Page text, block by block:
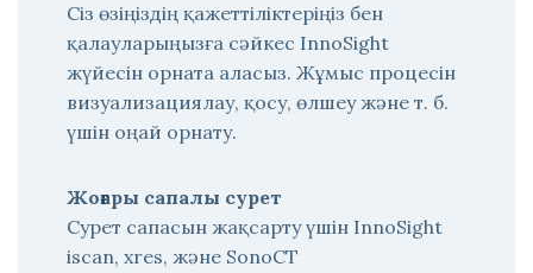
Сіз өзіңіздің қажеттіліктеріңіз бен
қалауларыңызға сәйкес InnoSight
жүйесін орната аласыз. Жұмыс процесін
визуализациялау, қосу, өлшеу және т. б.
үшін оңай орнату.
Жоғары сапалы сурет
Сурет сапасын жақсарту үшін InnoSight
iscan, xres, және SonoCT